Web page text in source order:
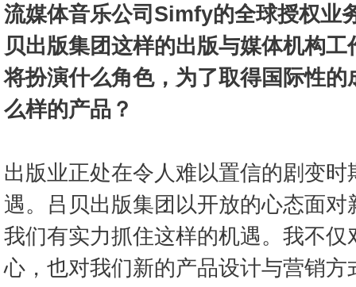
流媒体音乐公司Simfy的全球授权业
贝出版集团这样的出版与媒体机构
将扮演什么角色，为了取得国际性
么样的产品？
出版业正处在令人难以置信的剧变
遇。吕贝出版集团以开放的心态面
我们有实力抓住这样的机遇。我不
心，也对我们新的产品设计与营销